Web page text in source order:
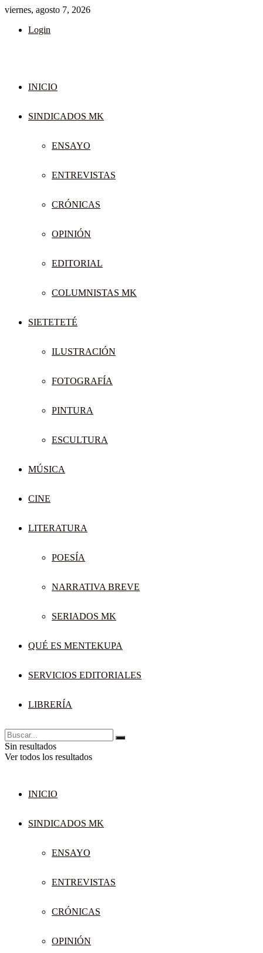
viernes, agosto 7, 2026
Login
INICIO
SINDICADOS MK
ENSAYO
ENTREVISTAS
CRÓNICAS
OPINIÓN
EDITORIAL
COLUMNISTAS MK
SIETETETÉ
ILUSTRACIÓN
FOTOGRAFÍA
PINTURA
ESCULTURA
MÚSICA
CINE
LITERATURA
POESÍA
NARRATIVA BREVE
SERIADOS MK
QUÉ ES MENTEKUPA
SERVICIOS EDITORIALES
LIBRERÍA
Sin resultados
Ver todos los resultados
INICIO
SINDICADOS MK
ENSAYO
ENTREVISTAS
CRÓNICAS
OPINIÓN